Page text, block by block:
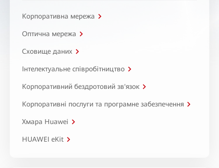
Корпоративна мережа
Оптична мережа
Сховище даних
Інтелектуальне співробітництво
Корпоративний бездротовий зв'язок
Корпоративні послуги та програмне забезпечення
Хмара Huawei
HUAWEI eKit